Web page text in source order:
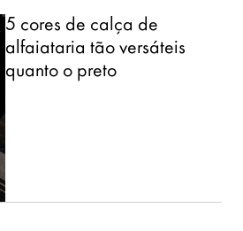
5 cores de calça de
alfaiataria tão versáteis
quanto o preto